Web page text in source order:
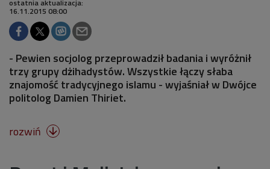
ostatnia aktualizacja:
16.11.2015 08:00
- Pewien socjolog przeprowadził badania i wyróżnił
trzy grupy dżihadystów. Wszystkie łączy słaba
znajomość tradycyjnego islamu - wyjaśniał w Dwójce
politolog Damien Thiriet.
rozwiń 